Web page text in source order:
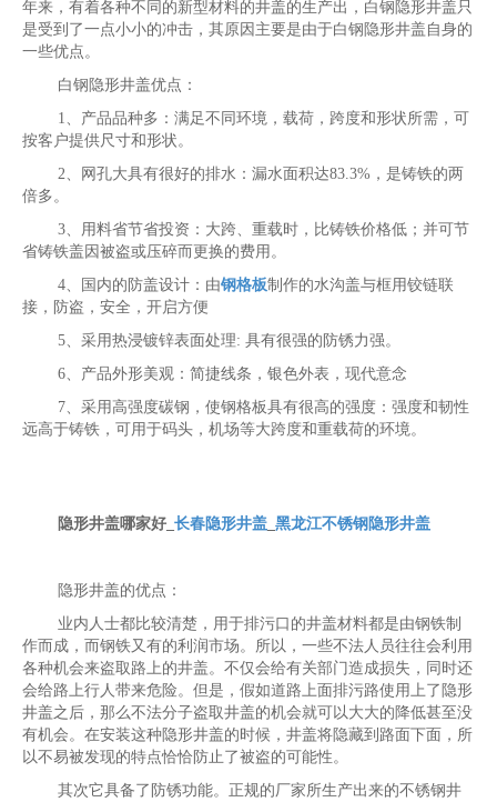
年来，有着各种不同的新型材料的井盖的生产出，白钢隐形井盖只
是受到了一点小小的冲击，其原因主要是由于白钢隐形井盖自身的
一些优点。
白钢隐形井盖优点：
1、产品品种多：满足不同环境，载荷，跨度和形状所需，可
按客户提供尺寸和形状。
2、网孔大具有很好的排水：漏水面积达83.3%，是铸铁的两
倍多。
3、用料省节省投资：大跨、重载时，比铸铁价格低；并可节
省铸铁盖因被盗或压碎而更换的费用。
4、国内的防盖设计：由钢格板制作的水沟盖与框用铰链联
接，防盗，安全，开启方便
5、采用热浸镀锌表面处理: 具有很强的防锈力强。
6、产品外形美观：简捷线条，银色外表，现代意念
7、采用高强度碳钢，使钢格板具有很高的强度：强度和韧性
远高于铸铁，可用于码头，机场等大跨度和重载荷的环境。
隐形井盖哪家好_ 长春隐形井盖_ 黑龙江不锈钢隐形井盖
隐形井盖的优点：
业内人士都比较清楚，用于排污口的井盖材料都是由钢铁制
作而成，而钢铁又有的利润市场。所以，一些不法人员往往会利用
各种机会来盗取路上的井盖。不仅会给有关部门造成损失，同时还
会给路上行人带来危险。但是，假如道路上面排污路使用上了隐形
井盖之后，那么不法分子盗取井盖的机会就可以大大的降低甚至没
有机会。在安装这种隐形井盖的时候，井盖将隐藏到路面下面，所
以不易被发现的特点恰恰防止了被盗的可能性。
其次它具备了防锈功能。正规的厂家所生产出来的不锈钢井